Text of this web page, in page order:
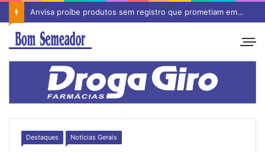
Anvisa proíbe produtos sem registro que prometiam emagrecimento
Destaques Notícias Gerais